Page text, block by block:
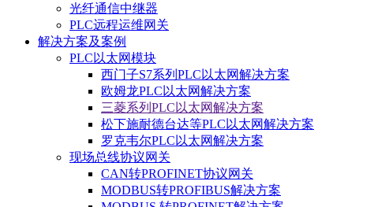
光纤通信中继器
PLC远程运维网关
解决方案及案例
PLC以太网模块
西门子S7系列PLC以太网解决方案
欧姆龙PLC以太网解决方案
三菱系列PLC以太网解决方案
松下施耐德台达等PLC以太网解决方案
罗克韦尔PLC以太网解决方案
现场总线协议网关
CAN转PROFINET协议网关
MODBUS转PROFIBUS解决方案